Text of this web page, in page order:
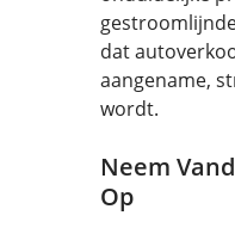
dat
aangename,
wordt.
Neem
Op